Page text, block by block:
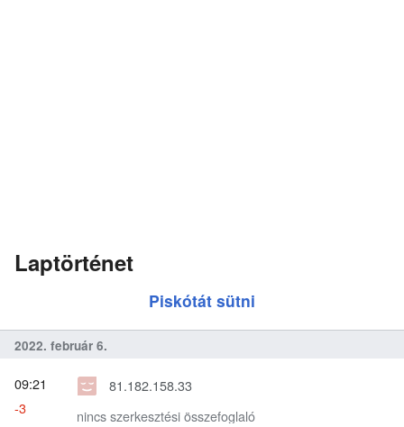
Laptörténet
Piskótát sütni
2022. február 6.
81.182.158.33
nincs szerkesztési összefoglaló
09:21
-3